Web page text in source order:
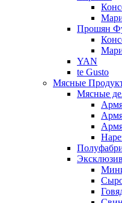
Прошян
YAN
te Gusto
Мясные
Мясные